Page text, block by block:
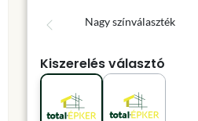
Nagy színválaszték
Kiszerelés választó